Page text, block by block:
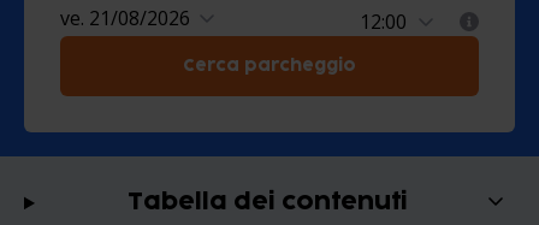
ve. 21/08/2026
Cerca parcheggio
Tabella dei contenuti